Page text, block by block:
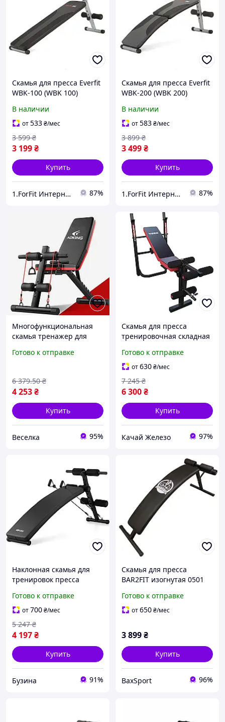
Скамья для пресса Everfit
WBK-100 (WBK 100)
До 110 кг (пользователь +
дополнительный груз)
В наличии
от533₴/мес
3 199₴
3 599 ₴
Купить
1.ForFit Интернет-магазин спортивных товаров 87%
Скамья для пресса Everfit
WBK-200 (WBK 200)
конструкции
(пользователь +
нагрузка): 100 кг.
В наличии
от583₴/мес
3 499₴
3 899 ₴
Купить
1.ForFit Интернет-магазин спортивных товаров 87%
Многофункциональная
скамья тренажер для
эспандерами для
150 кг FLAME
Готово к отправке
4 253₴
6 379.50 ₴
Купить
Веселка 95%
Скамья для пресса
тренировочная складная
Готово к отправке
от630₴/мес
6 300₴
7 245 ₴
Купить
Качай Железо 97%
Наклонная скамья для
тренировок пресса
эспандерами для дома
buzyna
Готово к отправке
от700₴/мес
4 197₴
5 247 ₴
Купить
Бузина 91%
Скамья для пресса
BAR2FIT изогнутая 0501
Готово к отправке
от650₴/мес
3 899₴
Купить
BaxSport 96%